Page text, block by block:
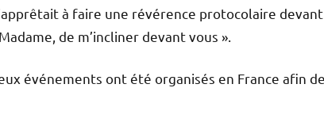
à faire une révérence protocolaire devant
de m’incliner devant vous ».
événements ont été organisés en France afin